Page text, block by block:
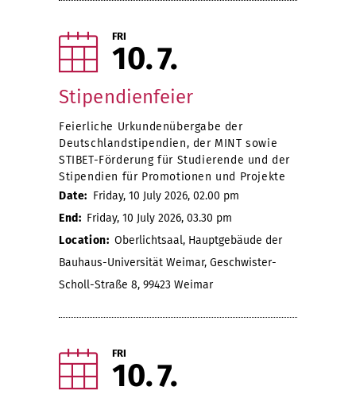
FRI
10 7
Stipendienfeier
Feierliche Urkundenübergabe der
Deutschlandstipendien, der MINT sowie
STIBET-Förderung für Studierende und der
Stipendien für Promotionen und Projekte
Date: Friday, 10 July 2026, 02.00 pm
End: Friday, 10 July 2026, 03.30 pm
Location: Oberlichtsaal, Hauptgebäude der
Bauhaus-Universität Weimar, Geschwister-
Scholl-Straße 8, 99423 Weimar
FRI
10 7